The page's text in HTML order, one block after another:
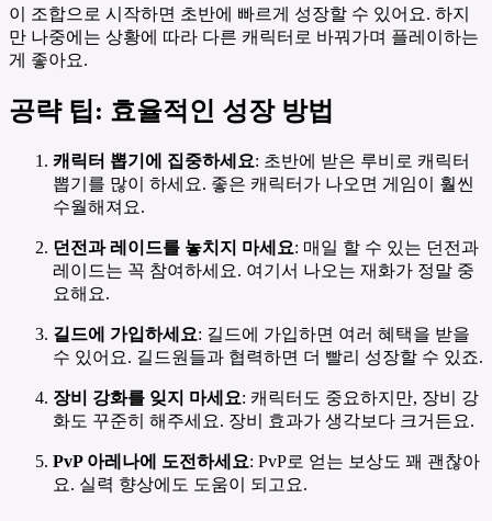
이 조합으로 시작하면 초반에 빠르게 성장할 수 있어요. 하지
만 나중에는 상황에 따라 다른 캐릭터로 바꿔가며 플레이하는
게 좋아요.
공략 팁: 효율적인 성장 방법
캐릭터 뽑기에 집중하세요: 초반에 받은 루비로 캐릭터
뽑기를 많이 하세요. 좋은 캐릭터가 나오면 게임이 훨씬
수월해져요.
던전과 레이드를 놓치지 마세요: 매일 할 수 있는 던전과
레이드는 꼭 참여하세요. 여기서 나오는 재화가 정말 중
요해요.
길드에 가입하세요: 길드에 가입하면 여러 혜택을 받을
수 있어요. 길드원들과 협력하면 더 빨리 성장할 수 있죠.
장비 강화를 잊지 마세요: 캐릭터도 중요하지만, 장비 강
화도 꾸준히 해주세요. 장비 효과가 생각보다 크거든요.
PvP 아레나에 도전하세요: PvP로 얻는 보상도 꽤 괜찮아
요. 실력 향상에도 도움이 되고요.